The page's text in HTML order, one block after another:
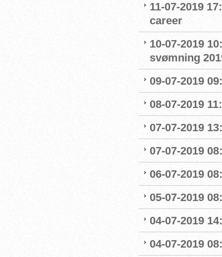
11-07-2019
career
10-07-2019
svømning
09-07-2019
08-07-2019
07-07-2019
07-07-2019
06-07-2019
05-07-2019
04-07-2019
04-07-2019